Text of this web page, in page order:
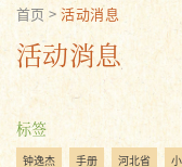
首页 >活动消息
活动消息
标签
钟逸杰 手册 河北省